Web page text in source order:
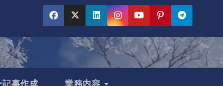
記事作成 業務内容